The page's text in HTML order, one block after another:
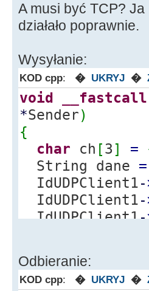
A musi być TCP?
działało poprawnie.
Wysyłanie:
KOD cpp: � UKRYJ �
void __fastcall
*Sender)
{
char ch [3] =
String dane =
IdUDPClient1-
IdUDPClient1-
IdUDPClient1-
Odbieranie:
KOD cpp: � UKRYJ �